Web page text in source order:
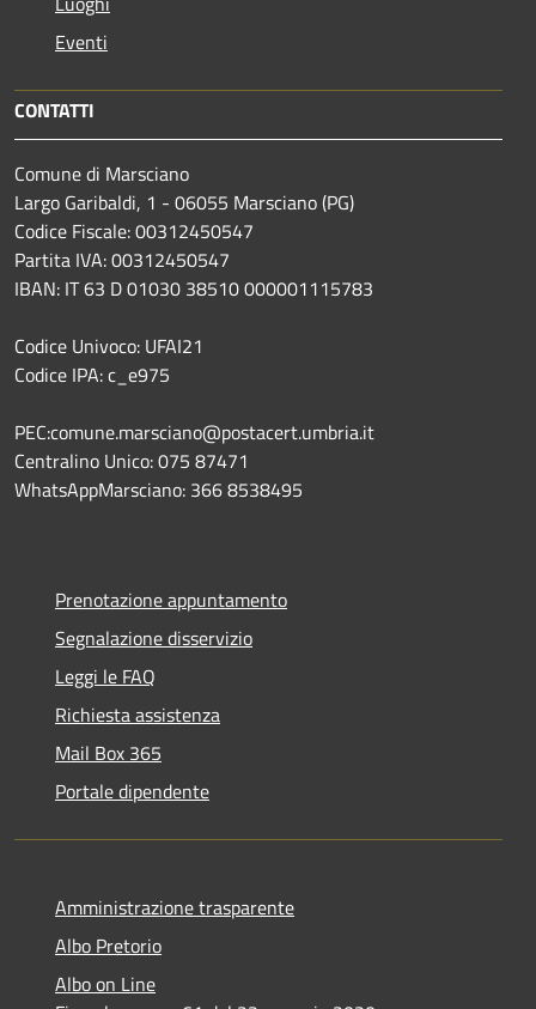
Eventi
CONTATTI
Comune di Marsciano
Largo Garibaldi, 1 - 06055 Marsciano (PG)
Codice Fiscale: 00312450547
Partita IVA: 00312450547
IBAN: IT 63 D 01030 38510 000001115783
Codice Univoco: UFAI21
Codice IPA: c_e975
PEC:comune.marsciano@postacert.umbria.it
Centralino Unico: 075 87471
WhatsAppMarsciano: 366 8538495
Prenotazione appuntamento
Segnalazione disservizio
Leggi le FAQ
Richiesta assistenza
Mail Box 365
Portale dipendente
Amministrazione trasparente
Albo Pretorio
Albo on Line